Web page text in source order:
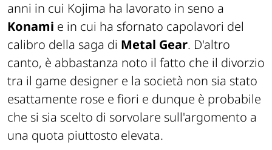
anni in cui Kojima ha lavorato in seno a
Konami e in cui ha sfornato capolavori del
calibro della saga di Metal Gear. D'altro
canto, è abbastanza noto il fatto che il divorzio
tra il game designer e la società non sia stato
esattamente rose e fiori e dunque è probabile
che si sia scelto di sorvolare sull'argomento a
una quota piuttosto elevata.